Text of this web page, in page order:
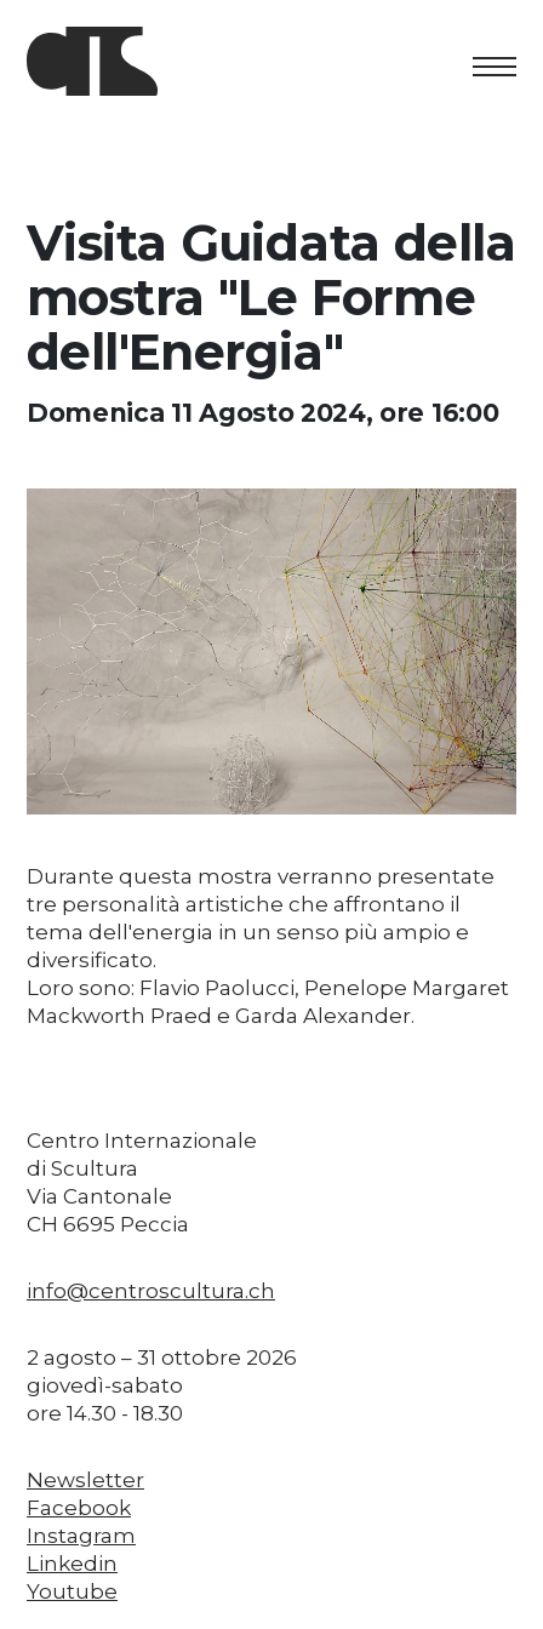
Esposizione
Programma culturale
Artists in Residence
Fondazione
Sostenere
Media
DE EN IT
Visita Guidata della
mostra "Le Forme
dell'Energia"
Domenica 11 Agosto 2024, ore 16:00
Durante questa mostra verranno presentate
tre personalità artistiche che affrontano il
tema dell'energia in un senso più ampio e
diversificato.
Loro sono: Flavio Paolucci, Penelope Margaret
Mackworth Praed e Garda Alexander.
Centro Internazionale
di Scultura
Via Cantonale
CH 6695 Peccia
info@centroscultura.ch
2 agosto – 31 ottobre 2026
giovedì-sabato
ore 14.30 - 18.30
Newsletter
Facebook
Instagram
Linkedin
Youtube